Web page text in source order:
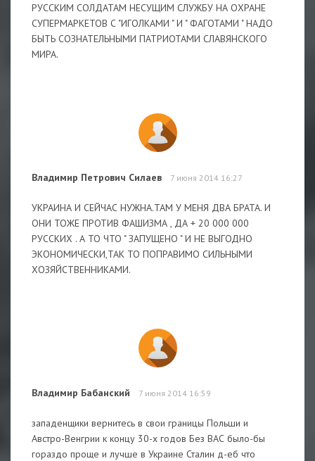
РУССКИМ СОЛДАТАМ НЕСУЩИМ СЛУЖБУ НА ОХРАНЕ
СУПЕРМАРКЕТОВ С "ИГОЛКАМИ " И " ФАГОТАМИ " НАДО
БЫТЬ СОЗНАТЕЛЬНЫМИ ПАТРИОТАМИ СЛАВЯНСКОГО
МИРА.
Владимир Петрович Силаев 7 июня 2014 16:27
УКРАИНА И СЕЙЧАС НУЖНА.ТАМ У МЕНЯ ДВА БРАТА. И
ОНИ ТОЖЕ ПРОТИВ ФАШИЗМА , ДА + 20 000 000
РУССКИХ . А ТО ЧТО " ЗАПУЩЕНО " И НЕ ВЫГОДНО
ЭКОНОМИЧЕСКИ,ТАК ТО ПОПРАВИМО СИЛЬНЫМИ
ХОЗЯЙСТВЕННИКАМИ.
Владимир Бабанский 7 июня 2014 16:59
западенщики вернитесь в свои границы Польши и
Австро-Венгрии к концу 30-х годов Без ВАС было-бы
гораздо проще и лучше в Украине Сталин д-еб что